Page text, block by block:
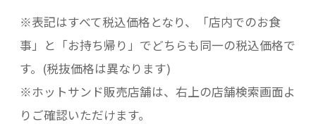
※表記はすべて税込価格となり、「店内でのお食
事」と「お持ち帰り」でどちらも同一の税込価格で
す。(税抜価格は異なります)
※ホットサンド販売店舗は、右上の店舗検索画面よ
りご確認いただけます。